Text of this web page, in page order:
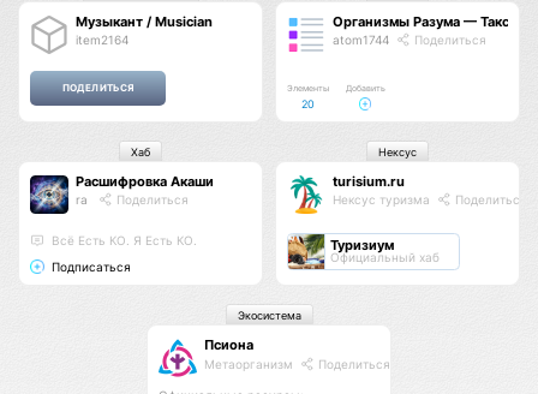
Музыкант / Musician
item2164
Организмы Разума —
atom1744 Поделиться
Элементы
20
Добавить
Расшифровка Акаши
ra Поделиться
Всё Есть КО. Я Есть КО.
Подписаться
Хаб
turisium.ru
Нексус туризма Поделиться
Туризиум
Официальный хаб
Нексус
Псиона
Метаорганизм Поделиться
Экосистема